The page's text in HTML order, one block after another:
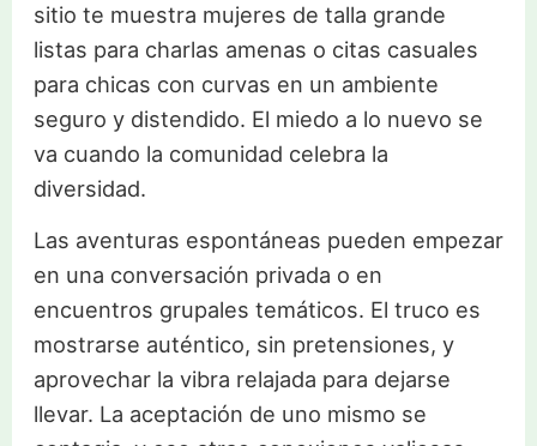
sitio te muestra mujeres de talla grande
listas para charlas amenas o citas casuales
para chicas con curvas en un ambiente
seguro y distendido. El miedo a lo nuevo se
va cuando la comunidad celebra la
diversidad.
Las aventuras espontáneas pueden empezar
en una conversación privada o en
encuentros grupales temáticos. El truco es
mostrarse auténtico, sin pretensiones, y
aprovechar la vibra relajada para dejarse
llevar. La aceptación de uno mismo se